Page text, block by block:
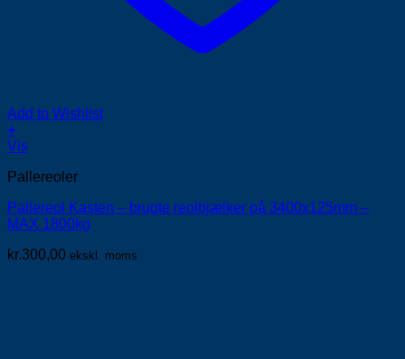
Add to Wishlist
+
Vis
Pallereoler
Pallereol Kasten – brugte reolbjælker på 3400x125mm –
MAX 1800kg
kr.300,00 ekskl. moms